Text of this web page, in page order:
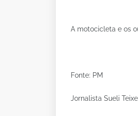
A motocicleta e os
Fonte: PM
Jornalista Sueli